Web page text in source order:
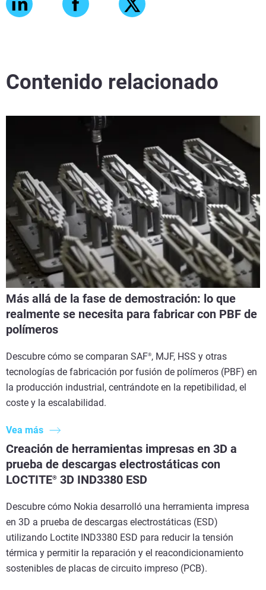
Contenido relacionado
Más allá de la fase de demostración: lo que
realmente se necesita para fabricar con PBF de
polímeros
Descubre cómo se comparan SAF®, MJF, HSS y otras
tecnologías de fabricación por fusión de polímeros (PBF) en
la producción industrial, centrándote en la repetibilidad, el
coste y la escalabilidad.
Vea más
Creación de herramientas impresas en 3D a
prueba de descargas electrostáticas con
LOCTITE® 3D IND3380 ESD
Descubre cómo Nokia desarrolló una herramienta impresa
en 3D a prueba de descargas electrostáticas (ESD)
utilizando Loctite IND3380 ESD para reducir la tensión
térmica y permitir la reparación y el reacondicionamiento
sostenibles de placas de circuito impreso (PCB).